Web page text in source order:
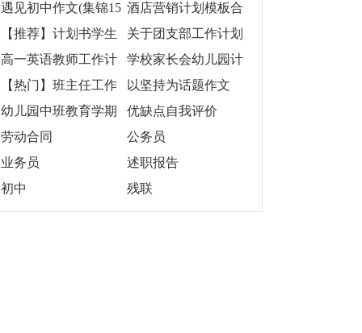
遇见初中作文(集锦15
篇)
酒店营销计划模板合
集6篇
【推荐】计划书学生
范文汇总六篇
关于团支部工作计划
集锦5篇
高一英语教师工作计
划4篇
学校家长会幼儿园计
划(5篇)
【热门】班主任工作
计划模板汇编十篇
以坚持为话题作文
幼儿园中班教育学期
计划
优缺点自我评价
劳动合同
公务员
业务员
述职报告
初中
残联